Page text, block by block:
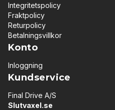
Integritetspolicy
Fraktpolicy
Returpolicy
Betalningsvillkor
Konto
Inloggning
Kundservice
Final Drive A/S
Slutvaxel.se